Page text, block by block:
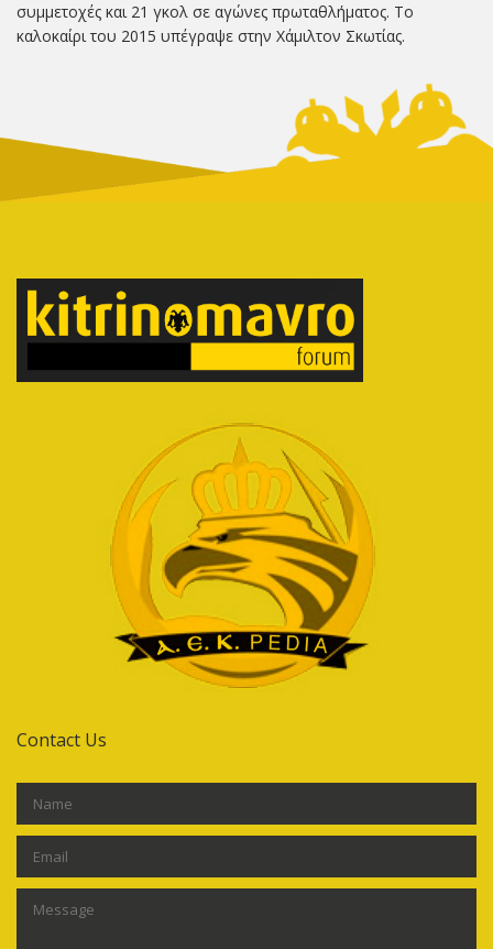
συμμετοχές και 21 γκολ σε αγώνες πρωταθλήματος. Το
καλοκαίρι του 2015 υπέγραψε στην Χάμιλτον Σκωτίας.
Contact Us